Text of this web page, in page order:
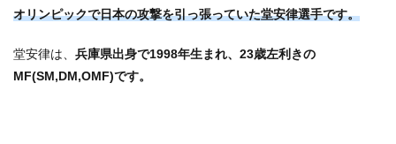
オリンピックで日本の攻撃を引っ張っていた堂安律選手です。
堂安律は、 兵庫県出身で1998年生まれ、23歳左利きの
MF(SM,DM,OMF)です。